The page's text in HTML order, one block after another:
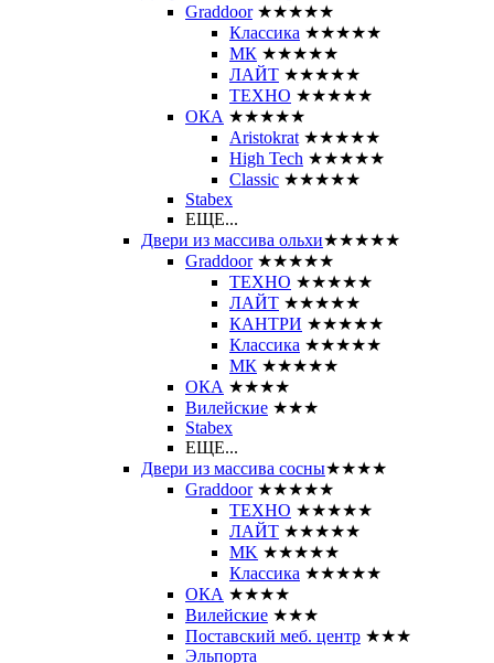
Graddoor ★★★★★
Классика ★★★★★
МК ★★★★★
ЛАЙТ ★★★★★
ТЕХНО ★★★★★
ОКА ★★★★★
Aristokrat ★★★★★
High Tech ★★★★★
Classic ★★★★★
Stabex
ЕЩЕ...
Двери из массива ольхи★★★★★
Graddoor ★★★★★
ТЕХНО ★★★★★
ЛАЙТ ★★★★★
КАНТРИ ★★★★★
Классика ★★★★★
МК ★★★★★
ОКА ★★★★
Вилейские ★★★
Stabex
ЕЩЕ...
Двери из массива сосны★★★★
Graddoor ★★★★★
ТЕХНО ★★★★★
ЛАЙТ ★★★★★
MK ★★★★★
Классика ★★★★★
ОКА ★★★★
Вилейские ★★★
Поставский меб. центр ★★★
Эльпорта